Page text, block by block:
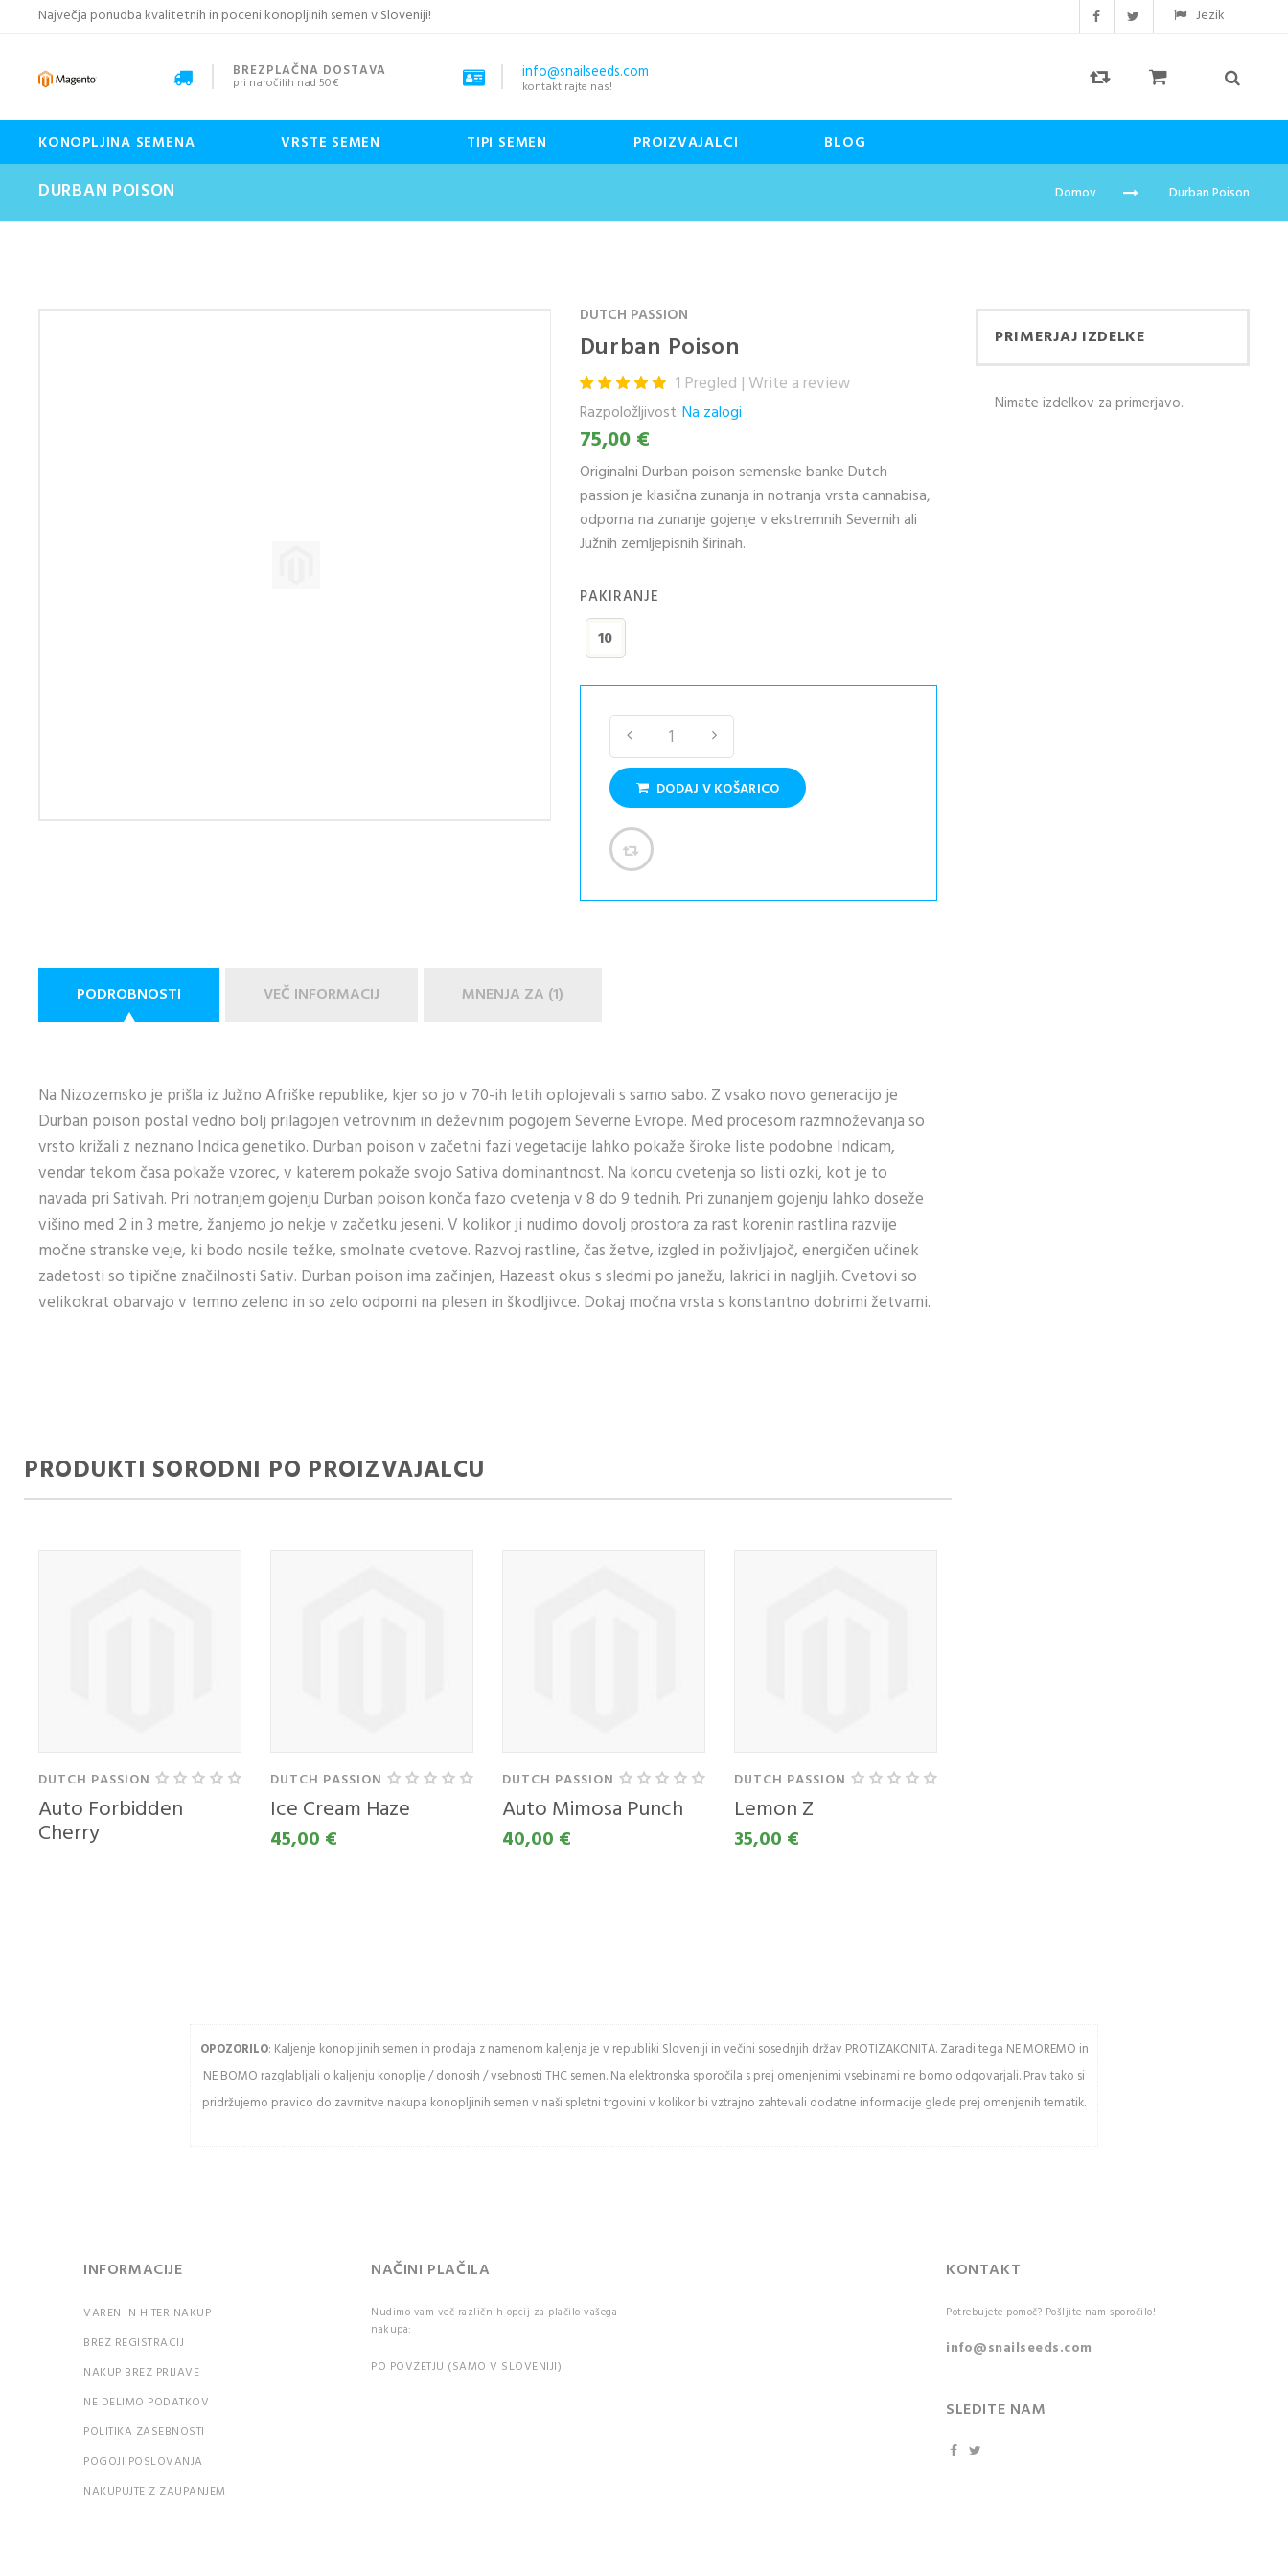
Največja ponudba kvalitetnih in poceni konopljinih semen v Sloveniji! Jezik
BREZPLAČNA DOSTAVA
pri naročilih nad 50€ info@snailseeds.com
kontaktirajte nas!
KONOPLJINA SEMENA VRSTE SEMEN TIPI SEMEN PROIZVAJALCI BLOG
DURBAN POISON Domov Durban Poison
DUTCH PASSION
Durban Poison
1 Pregled | Write a review
Razpoložljivost:Na zalogi
75,00 €
Originalni Durban poison semenske banke Dutch
passion je klasična zunanja in notranja vrsta cannabisa,
odporna na zunanje gojenje v ekstremnih Severnih ali
Južnih zemljepisnih širinah.
PAKIRANJE
10
DODAJ V KOŠARICO
PODROBNOSTI
Na Nizozemsko je prišla iz Južno Afriške republike, kjer so jo v 70-ih letih oplojevali s samo sabo. Z vsako novo generacijo je
Durban poison postal vedno bolj prilagojen vetrovnim in deževnim pogojem Severne Evrope. Med procesom razmnoževanja so
vrsto križali z neznano Indica genetiko. Durban poison v začetni fazi vegetacije lahko pokaže široke liste podobne Indicam,
vendar tekom časa pokaže vzorec, v katerem pokaže svojo Sativa dominantnost. Na koncu cvetenja so listi ozki, kot je to
navada pri Sativah. Pri notranjem gojenju Durban poison konča fazo cvetenja v 8 do 9 tednih. Pri zunanjem gojenju lahko doseže
višino med 2 in 3 metre, žanjemo jo nekje v začetku jeseni. V kolikor ji nudimo dovolj prostora za rast korenin rastlina razvije
močne stranske veje, ki bodo nosile težke, smolnate cvetove. Razvoj rastline, čas žetve, izgled in poživljajoč, energičen učinek
zadetosti so tipične značilnosti Sativ. Durban poison ima začinjen, Hazeast okus s sledmi po janežu, lakrici in nagljih. Cvetovi so
velikokrat obarvajo v temno zeleno in so zelo odporni na plesen in škodljivce. Dokaj močna vrsta s konstantno dobrimi žetvami.
VEČ INFORMACIJ MNENJA ZA 1
PRODUKTI SORODNI PO PROIZVAJALCU
DUTCH PASSION
Auto Forbidden
Cherry
DUTCH PASSION
Ice Cream Haze
45,00 €
DUTCH PASSION
Auto Mimosa Punch
40,00 €
DUTCH PASSION
Lemon Z
35,00 €
PRIMERJAJ IZDELKE
Nimate izdelkov za primerjavo.
OPOZORILO: Kaljenje konopljinih semen in prodaja z namenom kaljenja je v republiki Sloveniji in večini sosednjih držav PROTIZAKONITA. Zaradi tega NE MOREMO in
NE BOMO razglabljali o kaljenju konoplje / donosih / vsebnosti THC semen. Na elektronska sporočila s prej omenjenimi vsebinami ne bomo odgovarjali. Prav tako si
pridržujemo pravico do zavrnitve nakupa konopljinih semen v naši spletni trgovini v kolikor bi vztrajno zahtevali dodatne informacije glede prej omenjenih tematik.
INFORMACIJE
VAREN IN HITER NAKUP
BREZ REGISTRACIJ
NAKUP BREZ PRIJAVE
NE DELIMO PODATKOV
POLITIKA ZASEBNOSTI
POGOJI POSLOVANJA
NAKUPUJTE Z ZAUPANJEM
NAČINI PLAČILA
Nudimo vam več različnih opcij za plačilo vašega
nakupa:
PO POVZETJU (SAMO V SLOVENIJI)
KONTAKT
Potrebujete pomoč? Pošljite nam sporočilo!
info@snailseeds.com
SLEDITE NAM
ima veliko
prednosti:
Ogled stanja
Email naslov
Osveži varnostno
PRIJAVA
Ali ste pozabili vaše